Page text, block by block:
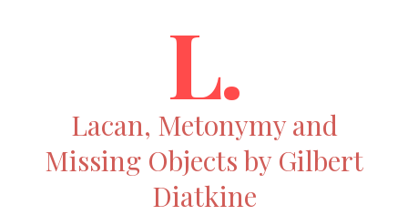
L.
Lacan, Metonymy and
Missing Objects by Gilbert
Diatkine